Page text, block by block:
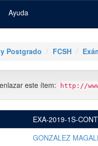
Ayuda
Postgrado FCSH
este ítem: http://
EXA-2019-1S-
GONZALEZ